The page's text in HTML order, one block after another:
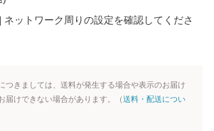
ネットワーク周りの設定を確認してくださ
つきましては、送料が発生する場合や表示のお届け
届けできない場合があります。（送料・配送につい